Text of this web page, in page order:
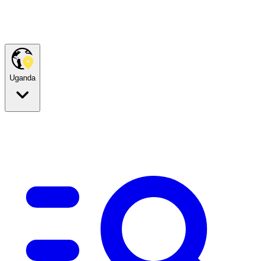
Uganda